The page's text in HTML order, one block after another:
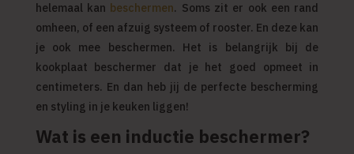
helemaal kan beschermen. Soms zit er ook een rand
omheen, of een afzuig systeem of rooster. En deze kan
je ook mee beschermen. Het is belangrijk bij de
kookplaat beschermer dat je het goed opmeet in
centimeters. En dan heb jij de perfecte bescherming
en styling in je keuken liggen!
Wat is een inductie beschermer?